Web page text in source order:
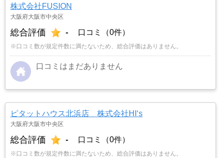
株式会社FUSION
大阪府大阪市中央区
総合評価 - 口コミ（0件）
※口コミ数が規定件数に満たないため、総合評価はありません。
口コミはまだありません
ピタットハウス北浜店 株式会社HI‘s
大阪府大阪市中央区
総合評価 - 口コミ（0件）
※口コミ数が規定件数に満たないため、総合評価はありません。